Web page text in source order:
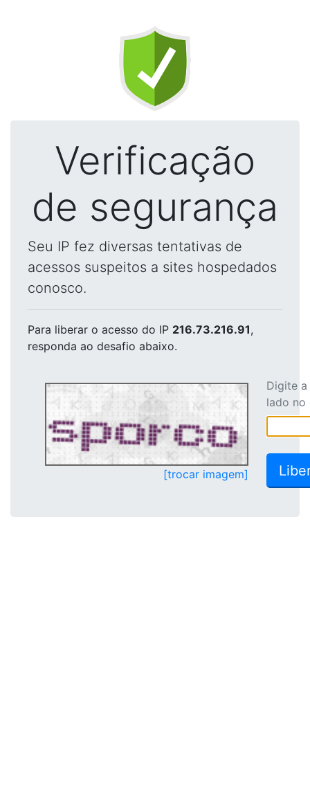
Verificação
de segurança
Seu IP fez diversas tentativas de
acessos suspeitos a sites hospedados
conosco.
Para liberar o acesso do IP 216.73.216.91,
responda ao desafio abaixo.
[trocar imagem]
Digite
lado no